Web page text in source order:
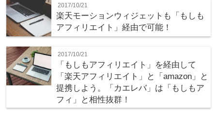
2017/10/21
楽天モーションウィジェットも「もしも
アフィリエイト」経由で可能！
2017/10/21
「もしもアフィリエイト」を経由して
「楽天アフィリエイト」と「amazon」と
提携しよう。「カエレバ」は「もしもア
フィ」と相性抜群！